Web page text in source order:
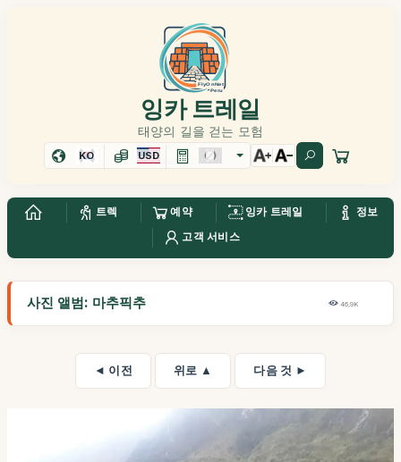
잉카 트레일
태양의 길을 걷는 모험
KO USD
트렉 예약 잉카 트레일
정보
고객 서비스
사진 앨범: 마추픽추 46,9K
◄ 이전 위로 ▲ 다음 것 ►